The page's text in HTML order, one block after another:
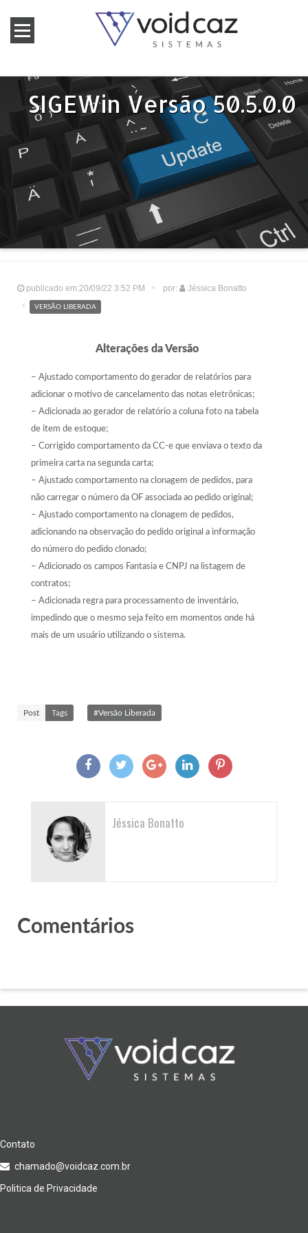
SIGEWin Versão 50.5.0.0
publicado em:20/09/22 3:52 PM por: Jéssica Bonatto
VERSÃO LIBERADA
Alterações da Versão
– Ajustado comportamento do gerador de relatórios para
adicionar o motivo de cancelamento das notas eletrônicas;
– Adicionada ao gerador de relatório a coluna foto na tabela
de item de estoque;
– Corrigido comportamento da CC-e que enviava o texto da
primeira carta na segunda carta;
– Ajustado comportamento na clonagem de pedidos, para
não carregar o número da OF associada ao pedido original;
– Ajustado comportamento na clonagem de pedidos,
adicionando na observação do pedido original a informação
do número do pedido clonado;
– Adicionado os campos Fantasia e CNPJ na listagem de
contratos;
– Adicionada regra para processamento de inventário,
impedindo que o mesmo seja feito em momentos onde há
mais de um usuário utilizando o sistema.
Post Tags #Versão Liberada
Jéssica Bonatto
Comentários
Contato
chamado@voidcaz.com.br
Politica de Privacidade